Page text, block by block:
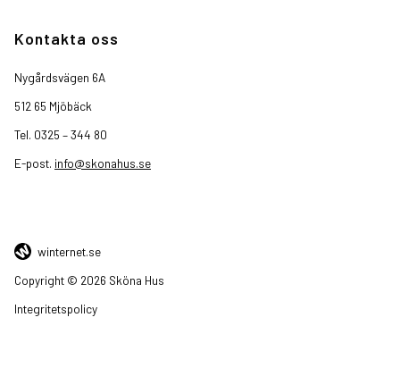
Kontakta oss
Nygårdsvägen 6A
512 65 Mjöbäck
Tel. 0325 – 344 80
E-post. info@skonahus.se
Copyright © 2026 Sköna Hus
Integritetspolicy
winternet.se